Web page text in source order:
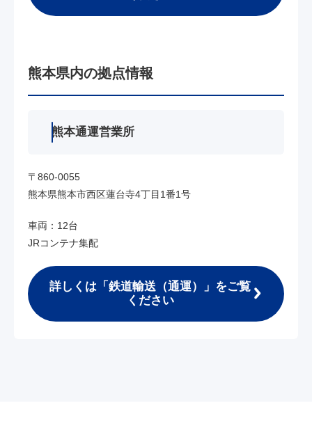
熊本県内の拠点情報
熊本通運営業所
〒860-0055
熊本県熊本市西区蓮台寺4丁目1番1号
車両：12台
JRコンテナ集配
詳しくは「鉄道輸送（通運）」をご覧
ください